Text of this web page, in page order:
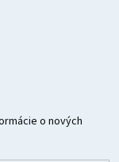
o nových